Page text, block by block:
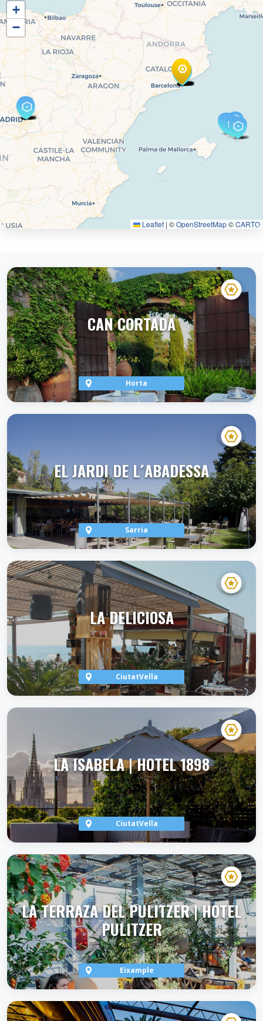
+
−
Leaflet | ©OpenStreetMap©CARTO
CAN CORTADA
Horta
EL JARDI DE L´ABADESSA
Sarria
VER TERRAZA
LA DELICIOSA
CiutatVella
LA ISABELA | HOTEL 1898
CiutatVella
VER TERRAZA
LA TERRAZA DEL PULITZER | HOTEL
PULITZER
Eixample
VER TERRAZA